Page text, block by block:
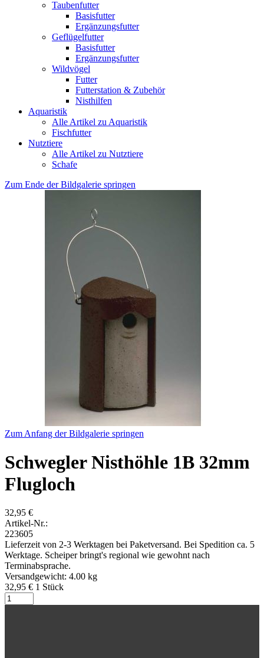
Taubenfutter
Basisfutter
Ergänzungsfutter
Geflügelfutter
Basisfutter
Ergänzungsfutter
Wildvögel
Futter
Futterstation & Zubehör
Nisthilfen
Aquaristik
Alle Artikel zu Aquaristik
Fischfutter
Nutztiere
Alle Artikel zu Nutztiere
Schafe
Zum Ende der Bildgalerie springen
Zum Anfang der Bildgalerie springen
Schwegler Nisthöhle 1B 32mm
Flugloch
32,95 €
Artikel-Nr.:
223605
Lieferzeit von 2-3 Werktagen bei Paketversand. Bei Spedition ca. 5
Werktage. Scheiper bringt's regional wie gewohnt nach
Terminabsprache.
Versandgewicht: 4.00 kg
32,95 € 1 Stück